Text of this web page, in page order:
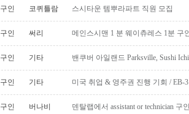
구인 코퀴틀람 스시타운 템뿌라파트 직원 모집
구인 써리 메인스시맨 1 분 웨이츄레스 1분 구
구인 기타 밴쿠버 아일랜드 Parksville, Sushi
구인 기타 미국 취업 & 영주권 진행 기회 / EB-
구인 버나비 덴탈랩에서 assistant or technician 구